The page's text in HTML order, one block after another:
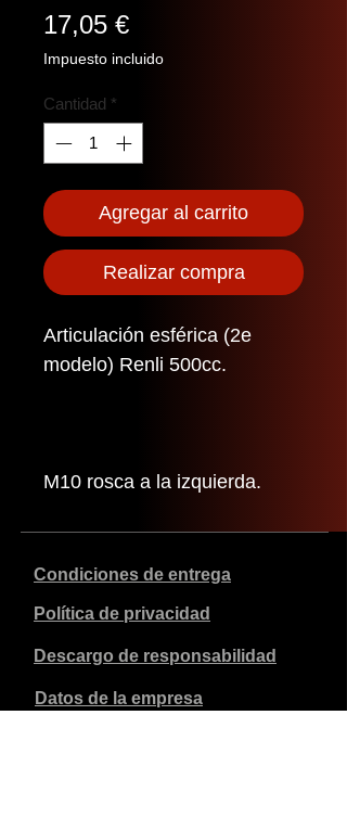
17,05 €Precio
Impuesto incluido
Cantidad *
Agregar al carrito
Realizar compra
Articulación esférica (2e
modelo) Renli 500cc.
M10 rosca a la izquierda.
Condiciones de entrega
Política de privacidad
Descargo de responsabilidad
Datos de la empresa